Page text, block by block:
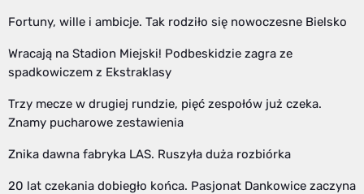
Fortuny, wille i ambicje. Tak rodziło się nowoczesne Bielsko
Wracają na Stadion Miejski! Podbeskidzie zagra ze
spadkowiczem z Ekstraklasy
Trzy mecze w drugiej rundzie, pięć zespołów już czeka.
Znamy pucharowe zestawienia
Znika dawna fabryka LAS. Ruszyła duża rozbiórka
20 lat czekania dobiegło końca. Pasjonat Dankowice zaczyna